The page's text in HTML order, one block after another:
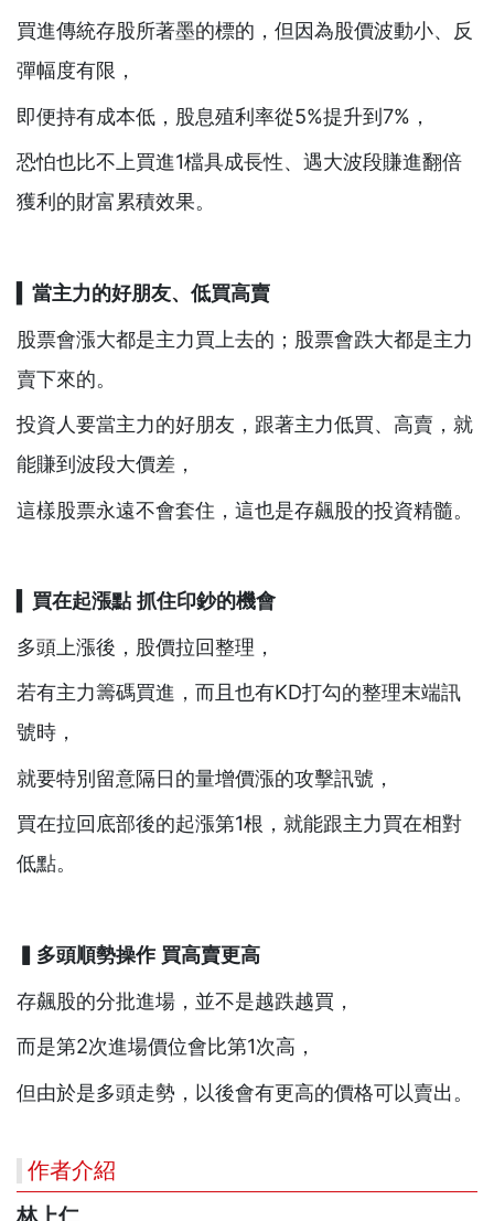
買進傳統存股所著墨的標的，但因為股價波動小、反
彈幅度有限，
即便持有成本低，股息殖利率從5%提升到7%，
恐怕也比不上買進1檔具成長性、遇大波段賺進翻倍
獲利的財富累積效果。
當主力的好朋友、低買高賣
股票會漲大都是主力買上去的；股票會跌大都是主力
賣下來的。
投資人要當主力的好朋友，跟著主力低買、高賣，就
能賺到波段大價差，
這樣股票永遠不會套住，這也是存飆股的投資精髓。
買在起漲點 抓住印鈔的機會
多頭上漲後，股價拉回整理，
若有主力籌碼買進，而且也有KD打勾的整理末端訊
號時，
就要特別留意隔日的量增價漲的攻擊訊號，
買在拉回底部後的起漲第1根，就能跟主力買在相對
低點。
▍ 多頭順勢操作 買高賣更高
存飆股的分批進場，並不是越跌越買，
而是第2次進場價位會比第1次高，
但由於是多頭走勢，以後會有更高的價格可以賣出。
作者介紹